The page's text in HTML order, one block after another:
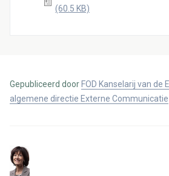
(60.5 KB)
Gepubliceerd door FOD Kanselarij van de
algemene directie Externe Communicatie